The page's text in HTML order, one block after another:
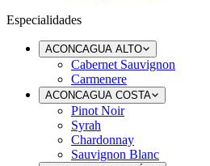
Especialidades
ACONCAGUA ALTO
Cabernet Sauvignon
Carmenere
ACONCAGUA COSTA
Pinot Noir
Syrah
Chardonnay
Sauvignon Blanc